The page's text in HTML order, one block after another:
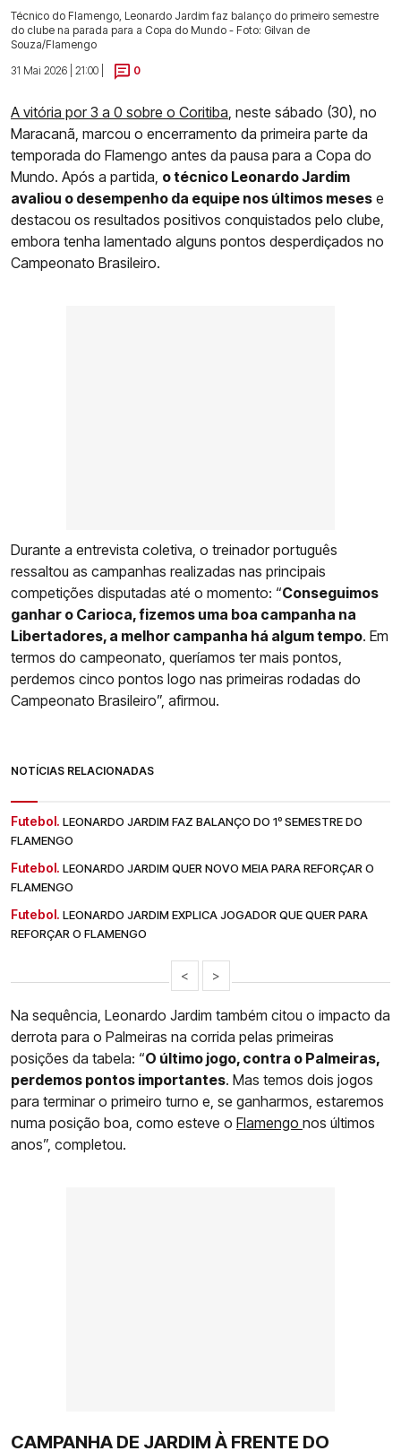
Técnico do Flamengo, Leonardo Jardim faz balanço do primeiro semestre
do clube na parada para a Copa do Mundo - Foto: Gilvan de
Souza/Flamengo
31 Mai 2026 | 21:00 |
0
A vitória por 3 a 0 sobre o Coritiba , neste sábado (30), no
Maracanã, marcou o encerramento da primeira parte da
temporada do Flamengo antes da pausa para a Copa do
Mundo. Após a partida, o técnico Leonardo Jardim
avaliou o desempenho da equipe nos últimos meses e
destacou os resultados positivos conquistados pelo clube,
embora tenha lamentado alguns pontos desperdiçados no
Campeonato Brasileiro.
Durante a entrevista coletiva, o treinador português
ressaltou as campanhas realizadas nas principais
competições disputadas até o momento: “Conseguimos
ganhar o Carioca, fizemos uma boa campanha na
Libertadores, a melhor campanha há algum tempo. Em
termos do campeonato, queríamos ter mais pontos,
perdemos cinco pontos logo nas primeiras rodadas do
Campeonato Brasileiro”, afirmou.
NOTÍCIAS RELACIONADAS
Futebol. LEONARDO JARDIM FAZ BALANÇO DO 1º SEMESTRE DO
FLAMENGO
Futebol. LEONARDO JARDIM QUER NOVO MEIA PARA REFORÇAR O
FLAMENGO
Futebol. LEONARDO JARDIM EXPLICA JOGADOR QUE QUER PARA
REFORÇAR O FLAMENGO
< >
Na sequência, Leonardo Jardim também citou o impacto da
derrota para o Palmeiras na corrida pelas primeiras
posições da tabela: “O último jogo, contra o Palmeiras,
perdemos pontos importantes. Mas temos dois jogos
para terminar o primeiro turno e, se ganharmos, estaremos
numa posição boa, como esteve o Flamengo nos últimos
anos”, completou.
CAMPANHA DE JARDIM À FRENTE DO